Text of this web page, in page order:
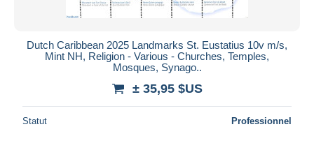
Dutch Caribbean 2025 Landmarks St. Eustatius 10v m/s,
Mint NH, Religion - Various - Churches, Temples,
Mosques, Synago..
± 35,95 $US
Statut Professionnel